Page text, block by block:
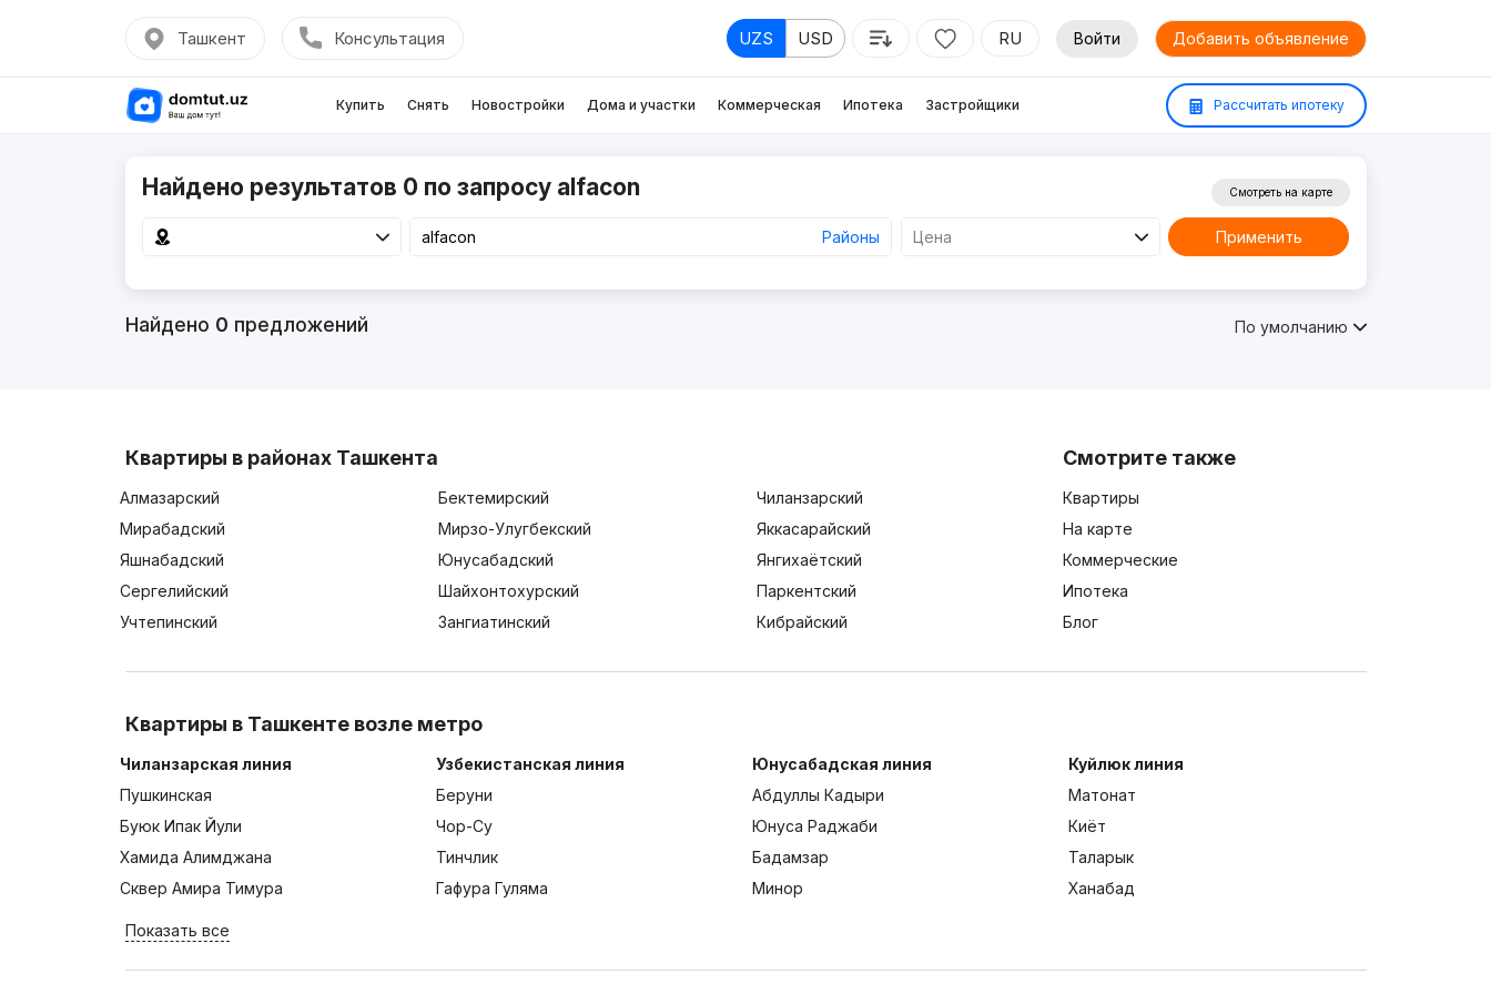
Ташкент Консультация UZS USD RU Войти Добавить объявление
Купить Снять Новостройки Дома и участки Коммерческая Ипотека Застройщики Рассчитать ипотеку
Найдено результатов 0 по запросу alfacon
Районы Цена
Смотреть на карте
Применить
Найдено 0 предложений По умолчанию
Квартиры в районах Ташкента
Алмазарский Бектемирский
Чиланзарский
Мирабадский
Мирзо-Улугбекский
Яккасарайский
Яшнабадский
Юнусабадский
Янгихаётский
Сергелийский
Шайхонтохурский
Паркентский
Учтепинский
Зангиатинский Кибрайский
Смотрите также
Квартиры
На карте
Коммерческие
Ипотека
Блог
Квартиры в Ташкенте возле метро
Чиланзарская линия
Пушкинская
Буюк Ипак Йули
Хамида Алимджана
Сквер Амира Тимура
Узбекистанская линия
Беруни
Чор-Су
Тинчлик
Гафура Гуляма
Юнусабадская линия
Абдуллы Кадыри
Юнуса Раджаби
Бадамзар
Минор
Куйлюк линия
Матонат
Киёт
Таларык
Ханабад
Показать все